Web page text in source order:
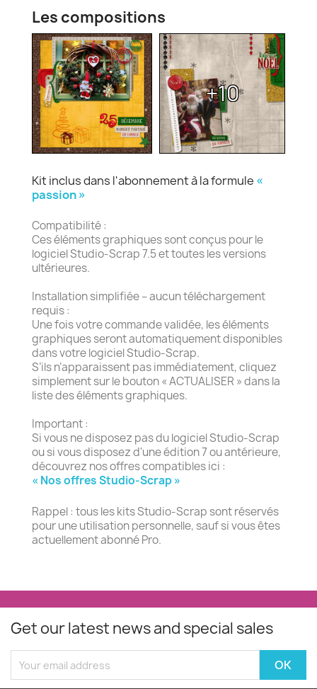
Les compositions
+10
Kit inclus dans l'abonnement à la formule «
passion »
Compatibilité :
Ces éléments graphiques sont conçus pour le
logiciel Studio-Scrap 7.5 et toutes les versions
ultérieures.
Installation simplifiée – aucun téléchargement
requis :
Une fois votre commande validée, les éléments
graphiques seront automatiquement disponibles
dans votre logiciel Studio-Scrap.
S’ils n’apparaissent pas immédiatement, cliquez
simplement sur le bouton « ACTUALISER » dans la
liste des éléments graphiques.
Important :
Si vous ne disposez pas du logiciel Studio-Scrap
ou si vous disposez d'une édition 7 ou antérieure,
découvrez nos offres compatibles ici :
« Nos offres Studio-Scrap »
Rappel : tous les kits Studio-Scrap sont réservés
pour une utilisation personnelle, sauf si vous êtes
actuellement abonné Pro.
Get our latest news and special sales